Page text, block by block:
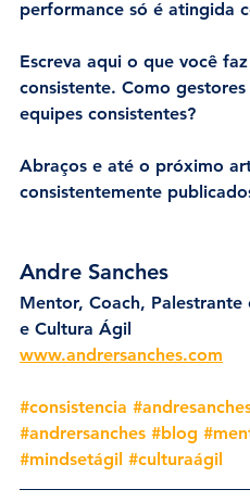
performance só é atingida
Escreva aqui o que você
consistente. Como
equipes consistentes?
Abraços e até o próximo
consistentemente
Andre Sanches
Mentor, Coach,
e Cultura Ágil
www.andrersanches.com
#consistencia
#andrersanches #blog
#mindsetágil #culturaágil